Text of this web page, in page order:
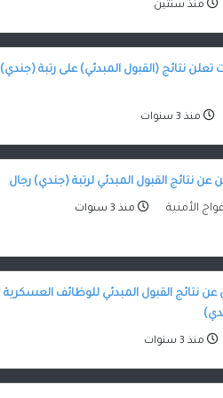
منذ سنتين
نتائج (القبول المبدئي) على رتبة (جندي)
منذ 3 سنوات
عن نتائج القبول المبدئي لرتبة (جندي) رجال
الأمنية منذ 3 سنوات
عن نتائج القبول المبدئي للوظائف العسكرية
منذ 3 سنوات